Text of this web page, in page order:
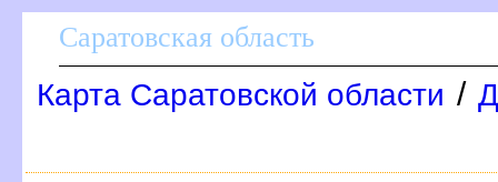
Саратовская область
Карта Саратовской области /